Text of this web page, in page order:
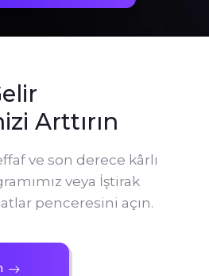
Arttırın
ve son derece kârlı
veya İştirak
penceresini açın.